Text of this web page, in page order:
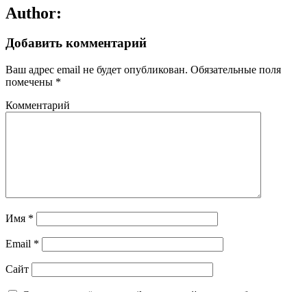
Author:
Добавить комментарий
Ваш адрес email не будет опубликован. Обязательные поля
помечены *
Комментарий
Имя *
Email *
Сайт